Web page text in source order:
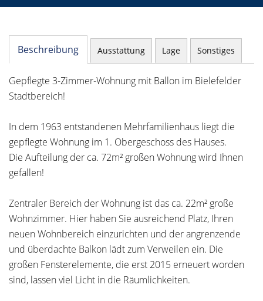
Beschreibung Ausstattung Lage Sonstiges
Gepflegte 3-Zimmer-Wohnung mit Ballon im Bielefelder
Stadtbereich!
In dem 1963 entstandenen Mehrfamilienhaus liegt die
gepflegte Wohnung im 1. Obergeschoss des Hauses.
Die Aufteilung der ca. 72m² großen Wohnung wird Ihnen
gefallen!
Zentraler Bereich der Wohnung ist das ca. 22m² große
Wohnzimmer. Hier haben Sie ausreichend Platz, Ihren
neuen Wohnbereich einzurichten und der angrenzende
und überdachte Balkon lädt zum Verweilen ein. Die
großen Fensterelemente, die erst 2015 erneuert worden
sind, lassen viel Licht in die Räumlichkeiten.